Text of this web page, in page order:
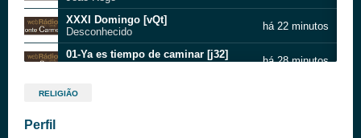
XXXI Domingo [vQt]
Desconhecido
há 22 minutos
01-Ya es tiempo de caminar [j32]
há 28 minutos
11 Paz [j4k]
RELIGIÃO
Perfil